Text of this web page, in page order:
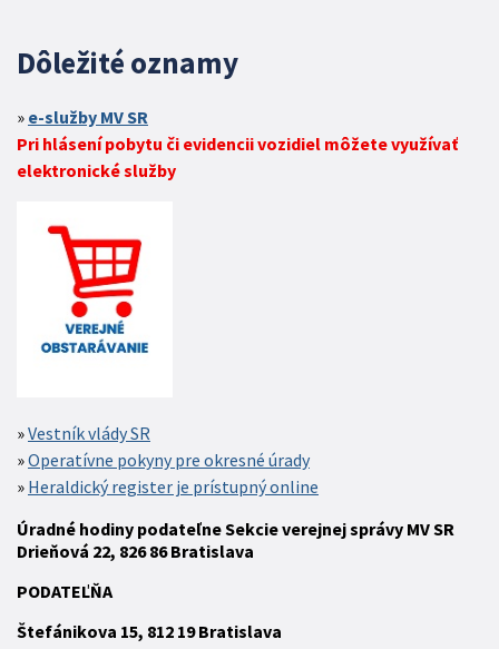
Dôležité oznamy
e-služby MV SR
Pri hlásení pobytu či evidencii vozidiel môžete využívať
elektronické služby
Vestník vlády SR
Operatívne pokyny pre okresné úrady
Heraldický register je prístupný online
Úradné hodiny podateľne Sekcie verejnej správy MV SR
Drieňová 22, 826 86 Bratislava
PODATEĽŇA
Štefánikova 15, 812 19Bratislava